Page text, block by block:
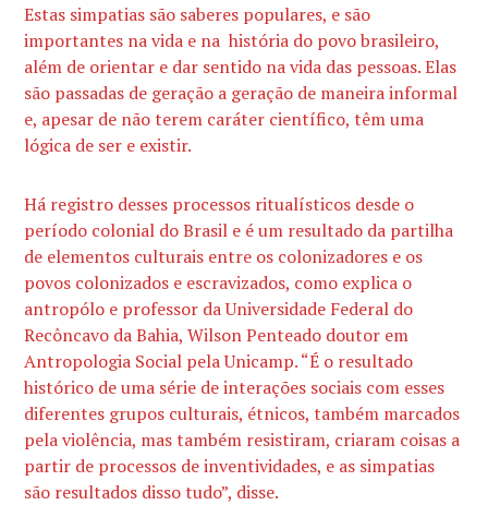
Estas simpatias são saberes populares, e são
importantes na vida e na história do povo brasileiro,
além de orientar e dar sentido na vida das pessoas. Elas
são passadas de geração a geração de maneira informal
e, apesar de não terem caráter científico, têm uma
lógica de ser e existir.
Há registro desses processos ritualísticos desde o
período colonial do Brasil e é um resultado da partilha
de elementos culturais entre os colonizadores e os
povos colonizados e escravizados, como explica o
antropólo e professor da Universidade Federal do
Recôncavo da Bahia, Wilson Penteado doutor em
Antropologia Social pela Unicamp. “É o resultado
histórico de uma série de interações sociais com esses
diferentes grupos culturais, étnicos, também marcados
pela violência, mas também resistiram, criaram coisas a
partir de processos de inventividades, e as simpatias
são resultados disso tudo”, disse.